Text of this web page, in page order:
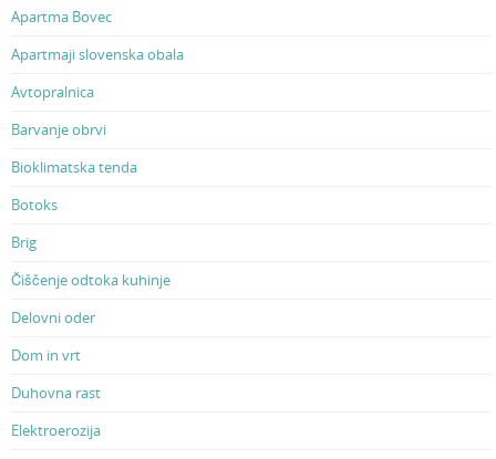
Apartma Bovec
Apartmaji slovenska obala
Avtopralnica
Barvanje obrvi
Bioklimatska tenda
Botoks
Brig
Čiščenje odtoka kuhinje
Delovni oder
Dom in vrt
Duhovna rast
Elektroerozija